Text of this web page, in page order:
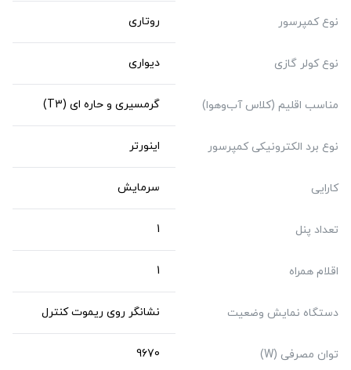
نوع کمپرسور روتاری
نوع کولر گازی دیواری
مناسب اقلیم (کلاس آب‌و‌هوا) گرمسیری و حاره ای (T3)
نوع برد الکترونیکی کمپرسور اینورتر
کارایی سرمایش
تعداد پنل 1
اقلام همراه 1
دستگاه نمایش وضعیت نشانگر روی ریموت کنترل
توان مصرفی (W) 9670